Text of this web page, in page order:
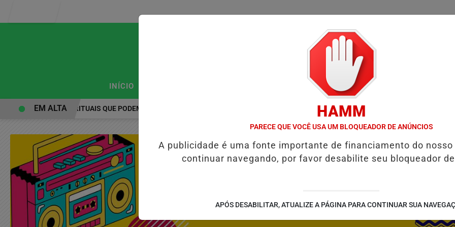
INÍCIO COLUNAS EMPREGOS
PRÁTICAS ESPIRITUAIS QUE PODEM FORTALECER A SAÚDE MENTAL E RESTAURAR O EQUILÍBRIO EMOCIONAL FIM DA COPA DO
EM ALTA HAMM
PARECE QUE VOCÊ USA UM BLOQUEADOR DE ANÚNCIOS
A publicidade é uma fonte importante de financiamento do nosso
continuar navegando, por favor desabilite seu bloqueador
APÓS DESABILITAR, ATUALIZE A PÁGINA PARA CONTINUAR SUA